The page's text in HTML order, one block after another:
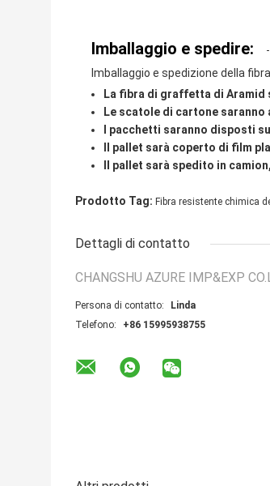
Imballaggio e spedire:
Imballaggio e spedizione della
La fibra di graffetta di
Le scatole di cartone
I pacchetti saranno disposti
Il pallet sarà coperto di film
Il pallet sarà spedito in
Prodotto Tag: Fibra resistente chimica
Dettagli di contatto
CHANGSHU AZURE IMP&EXP
Persona di contatto:
Linda
Telefono:
+86 15995938755